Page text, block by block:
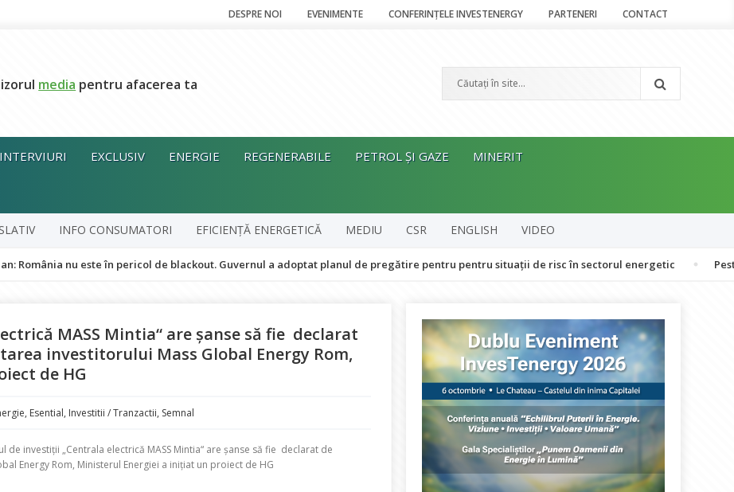
DESPRE NOI EVENIMENTE CONFERINȚELE INVESTENERGY PARTENERI CONTACT
media pentru afacerea ta
INTERVIURI EXCLUSIV ENERGIE REGENERABILE PETROL ȘI GAZE MINERIT
INFO CONSUMATORI EFICIENȚĂ ENERGETICĂ MEDIU CSR ENGLISH VIDEO
nu este în pericol de blackout. Guvernul a adoptat planul de pregătire pentru pentru situații de risc în sectorul energetic Peste 120 de
MASS Mintia“ are șanse să fie declarat
investitorului Mass Global Energy Rom,
de HG
, Esential, Investitii / Tranzactii, Semnal
de investiții „Centrala electrică MASS Mintia“ are șanse să fie declarat de
Energy Rom, Ministerul Energiei a inițiat un proiect de HG